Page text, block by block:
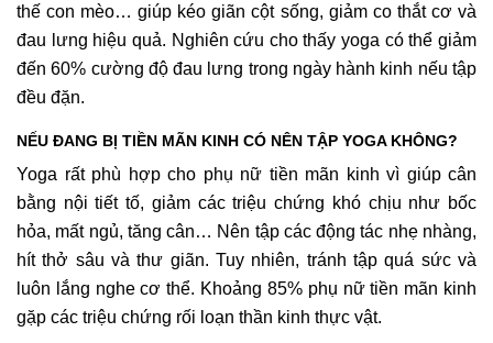
thế con mèo… giúp kéo giãn cột sống, giảm co thắt cơ và
đau lưng hiệu quả. Nghiên cứu cho thấy yoga có thể giảm
đến 60% cường độ đau lưng trong ngày hành kinh nếu tập
đều đặn.
NẾU ĐANG BỊ TIỀN MÃN KINH CÓ NÊN TẬP YOGA KHÔNG?
Yoga rất phù hợp cho phụ nữ tiền mãn kinh vì giúp cân
bằng nội tiết tố, giảm các triệu chứng khó chịu như bốc
hỏa, mất ngủ, tăng cân… Nên tập các động tác nhẹ nhàng,
hít thở sâu và thư giãn. Tuy nhiên, tránh tập quá sức và
luôn lắng nghe cơ thể. Khoảng 85% phụ nữ tiền mãn kinh
gặp các triệu chứng rối loạn thần kinh thực vật.